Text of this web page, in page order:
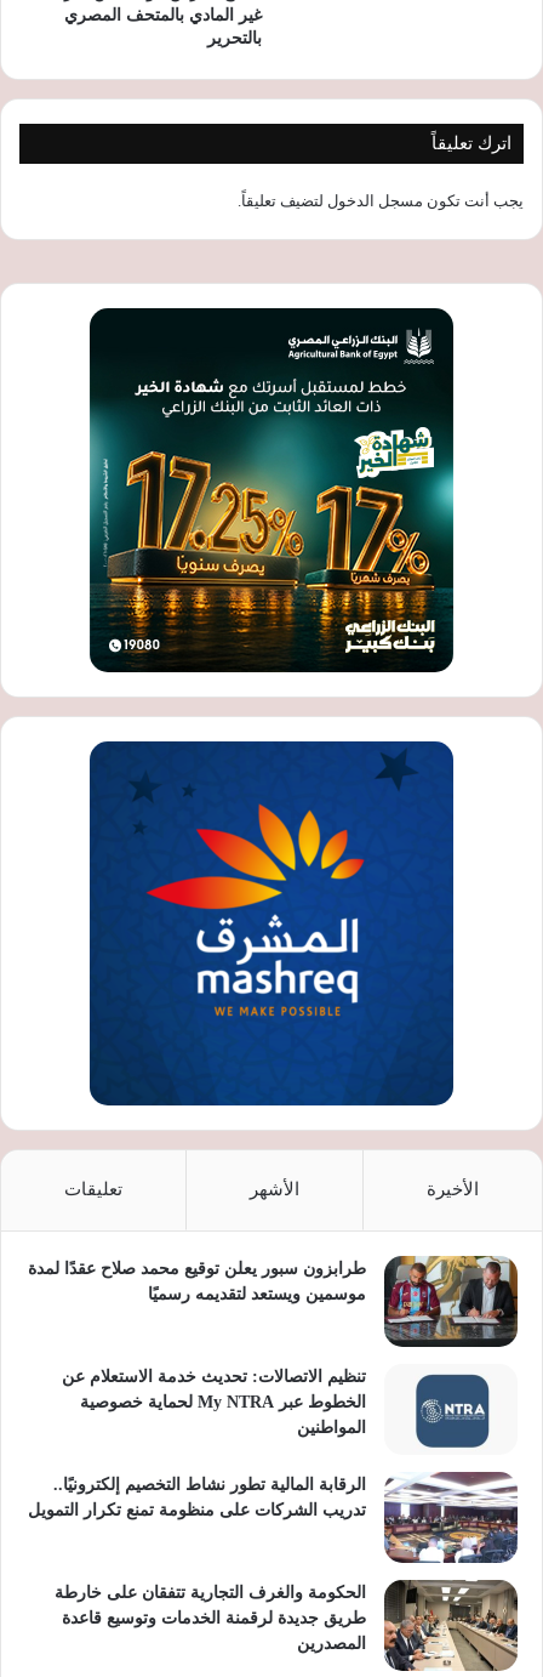
غير المادي بالمتحف المصري
بالتحرير
اترك تعليقاً
يجب أنت تكون مسجل الدخول لتضيف تعليقاً.
الأخيرة الأشهر تعليقات
طرابزون سبور يعلن توقيع محمد صلاح عقدًا لمدة
موسمين ويستعد لتقديمه رسميًا
تنظيم الاتصالات: تحديث خدمة الاستعلام عن
الخطوط عبر My NTRA لحماية خصوصية
المواطنين
الرقابة المالية تطور نشاط التخصيم إلكترونيًا..
تدريب الشركات على منظومة تمنع تكرار التمويل
الحكومة والغرف التجارية تتفقان على خارطة
طريق جديدة لرقمنة الخدمات وتوسيع قاعدة
المصدرين